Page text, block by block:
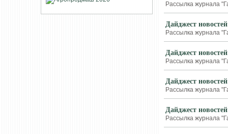
Рассылка журнала
Дайджест
Рассылка журнала
Дайджест
Рассылка журнала
Дайджест
Рассылка журнала
Дайджест
Рассылка журнала